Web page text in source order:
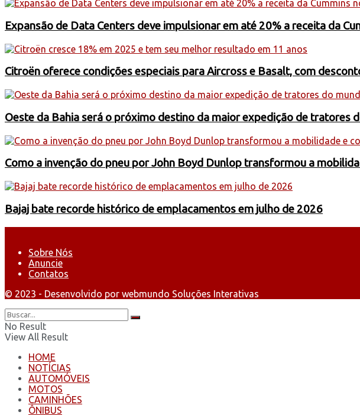
Expansão de Data Centers deve impulsionar em até 20% a receita da
Citroën oferece condições especiais para Aircross e Basalt, com
Oeste da Bahia será o próximo destino da maior expedição de tratores
Como a invenção do pneu por John Boyd Dunlop transformou a
Bajaj bate recorde histórico de emplacamentos em julho de 2026
Sobre Nós
Anuncie
Contatos
© 2023 - Desenvolvido por webmundo Soluções Interativas
No Result
View All Result
HOME
NOTÍCIAS
AUTOMÓVEIS
MOTOS
CAMINHÕES
ÔNIBUS